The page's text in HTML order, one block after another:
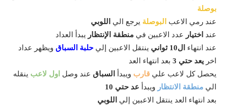
بوصلة
عند رمي الاعب
البوصلة يرجع الي
اللوبي
عند اختيار عدد الاعبين في منطقة الإنتظار يبدأ العداد
عند انتهاء ال10 ثواني ينتقل الاعبين إلي حلبة السباقويظهر عداد
اخر يعد حتي 3بعد انتهاء العد
يحصل كل لاعب علي قارب ويبدأ السباقعند وصل اول لاعب ينقله
الي منطقة الانتظار ويبدأ عد حتي 10
بعد انتهاء العد ينتقل الاعبين إلي
اللوبي